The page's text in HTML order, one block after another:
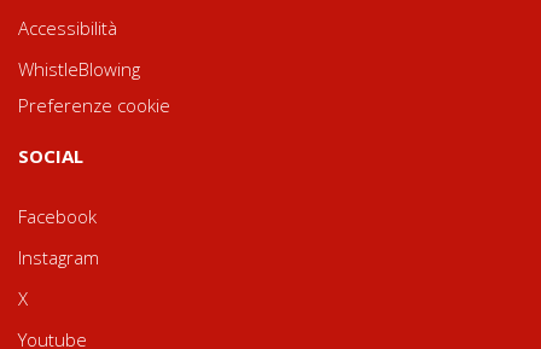
Accessibilità
WhistleBlowing
Preferenze cookie
SOCIAL
Facebook
Instagram
X
Youtube